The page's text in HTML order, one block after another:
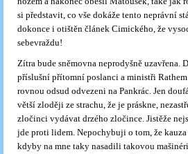
si představit, co vše dokáže tento neprávní
dokonce i otištěn článek Cimického, že
sebevraždu!
Zítra bude sněmovna neprodyšně uzavřena.
příslušní přítomní poslanci a ministři
rovnou odsud odvezeni na Pankrác. Jen
větší zloději ze strachu, že je práskne,
zločinci vydávat drzého zločince. Jistěže
jde proti lidem. Nepochybuji o tom, že
kdyby na mne taky nasadili takovou